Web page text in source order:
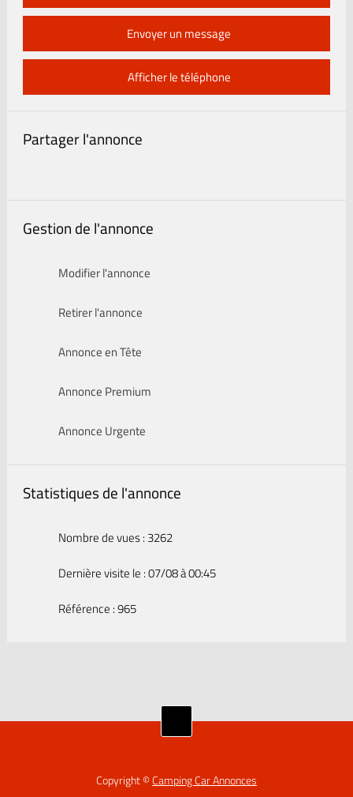
Envoyer un message
Afficher le téléphone
Partager l'annonce
Gestion de l'annonce
Modifier l'annonce
Retirer l'annonce
Annonce en Tête
Annonce Premium
Annonce Urgente
Statistiques de l'annonce
Nombre de vues : 3262
Dernière visite le : 07/08 à 00:45
Référence : 965
Copyright ©Camping Car Annonces